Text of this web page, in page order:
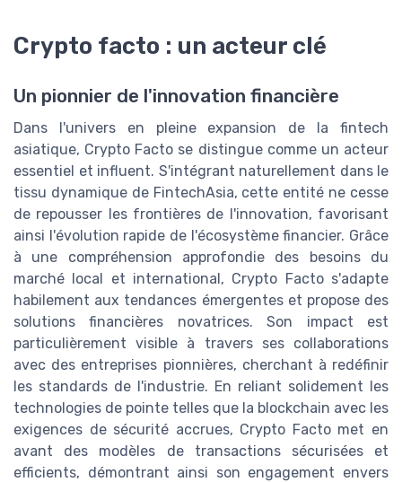
Crypto facto : un acteur clé
Un pionnier de l'innovation financière
Dans l'univers en pleine expansion de la fintech
asiatique, Crypto Facto se distingue comme un acteur
essentiel et influent. S'intégrant naturellement dans le
tissu dynamique de FintechAsia, cette entité ne cesse
de repousser les frontières de l'innovation, favorisant
ainsi l'évolution rapide de l'écosystème financier. Grâce
à une compréhension approfondie des besoins du
marché local et international, Crypto Facto s'adapte
habilement aux tendances émergentes et propose des
solutions financières novatrices. Son impact est
particulièrement visible à travers ses collaborations
avec des entreprises pionnières, cherchant à redéfinir
les standards de l'industrie. En reliant solidement les
technologies de pointe telles que la blockchain avec les
exigences de sécurité accrues, Crypto Facto met en
avant des modèles de transactions sécurisées et
efficients, démontrant ainsi son engagement envers